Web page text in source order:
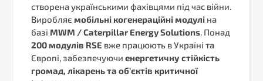
створена українськими фахівцями під час війни.
Виробляє мобільні когенераційні модулі на
базі MWM / Caterpillar Energy Solutions. Понад
200 модулів RSE вже працюють в Україні та
Європі, забезпечуючи енергетичну стійкість
громад, лікарень та об’єктів критичної